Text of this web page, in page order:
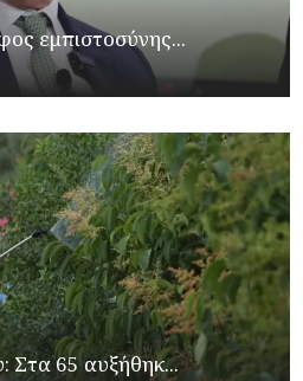
εμπιστοσύνης...
Στα 65 αυξήθηκ...